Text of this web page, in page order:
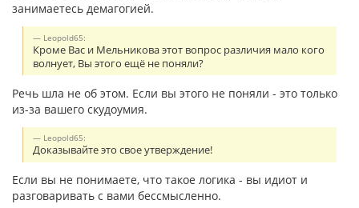
занимаетесь демагогией.
Leopold65:
Кроме Вас и Мельникова этот вопрос различия мало кого
волнует, Вы этого ещё не поняли?
Речь шла не об этом. Если вы этого не поняли - это только
из-за вашего скудоумия.
Leopold65:
Доказывайте это свое утверждение!
Если вы не понимаете, что такое логика - вы идиот и
разговаривать с вами бессмысленно.